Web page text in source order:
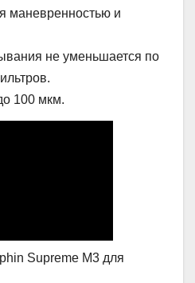
маневренностью и
не уменьшается по
100 мкм.